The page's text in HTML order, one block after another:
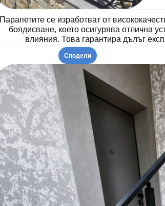
Парапетите се изработват от
боядисване, което осигурява отлична
влияния. Това гарантира дълъг
Сподели